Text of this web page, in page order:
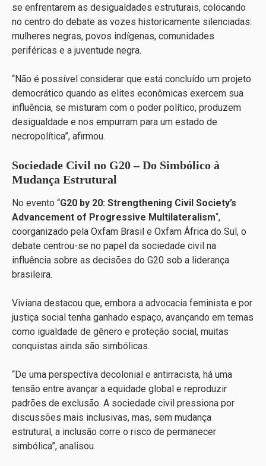
se enfrentarem as desigualdades estruturais, colocando
no centro do debate as vozes historicamente silenciadas:
mulheres negras, povos indígenas, comunidades
periféricas e a juventude negra.
“Não é possível considerar que está concluído um projeto
democrático quando as elites econômicas exercem sua
influência, se misturam com o poder político, produzem
desigualdade e nos empurram para um estado de
necropolítica”, afirmou.
Sociedade Civil no G20 – Do Simbólico à
Mudança Estrutural
No evento “G20 by 20: Strengthening Civil Society’s
Advancement of Progressive Multilateralism“,
coorganizado pela Oxfam Brasil e Oxfam África do Sul, o
debate centrou-se no papel da sociedade civil na
influência sobre as decisões do G20 sob a liderança
brasileira.
Viviana destacou que, embora a advocacia feminista e por
justiça social tenha ganhado espaço, avançando em temas
como igualdade de gênero e proteção social, muitas
conquistas ainda são simbólicas.
“De uma perspectiva decolonial e antirracista, há uma
tensão entre avançar a equidade global e reproduzir
padrões de exclusão. A sociedade civil pressiona por
discussões mais inclusivas, mas, sem mudança
estrutural, a inclusão corre o risco de permanecer
simbólica”, analisou.